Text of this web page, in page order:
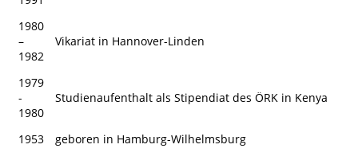
1980
–
1982
Vikariat in Hannover-Linden
1979
-
1980
Studienaufenthalt als Stipendiat des ÖRK in Kenya
1953 geboren in Hamburg-Wilhelmsburg